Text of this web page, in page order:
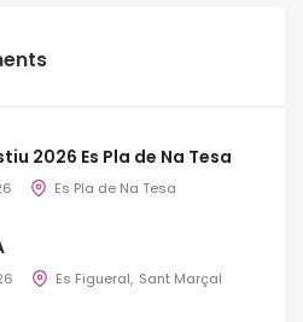
2026 Es Pla de Na Tesa
Es Pla de Na Tesa
Es Figueral Sant Marçal